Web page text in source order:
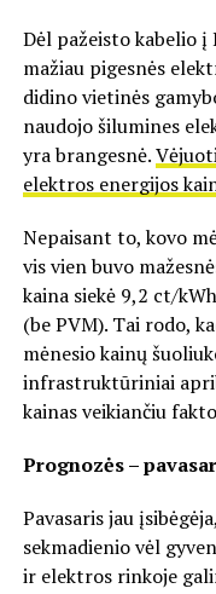
Dėl pažeisto kabelio
mažiau pigesnės
didino vietinės
naudojo šilumines
yra brangesnė.
elektros energijos
Nepaisant to, kovo
vis vien buvo
kaina siekė 9,2 ct/
(be PVM). Tai rodo,
mėnesio kainų
infrastruktūriniai
kainas veikiančiu
Prognozės –
Pavasaris jau
sekmadienio vėl
ir elektros rinkoje